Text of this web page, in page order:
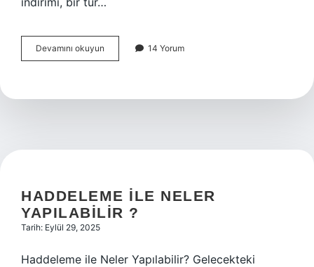
Devamını okuyun Hasarsızlık
indirimi
?
14 Yorum
HADDELEME ILE NELER
YAPILABILIR ?
Tarih: Eylül 29, 2025
Haddeleme ile Neler Yapılabilir? Gelecekteki